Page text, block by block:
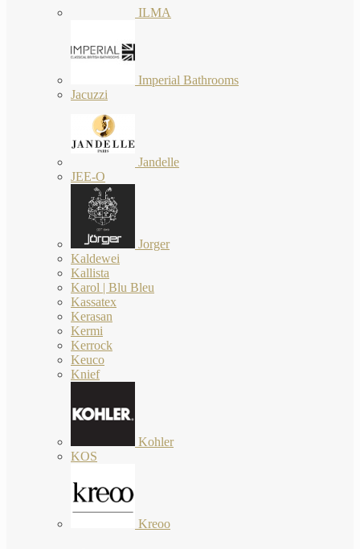
ILMA
Imperial Bathrooms
Jacuzzi
Jandelle
JEE-O
Jorger
Kaldewei
Kallista
Karol | Blu Bleu
Kassatex
Kerasan
Kermi
Kerrock
Keuco
Knief
Kohler
KOS
Kreoo